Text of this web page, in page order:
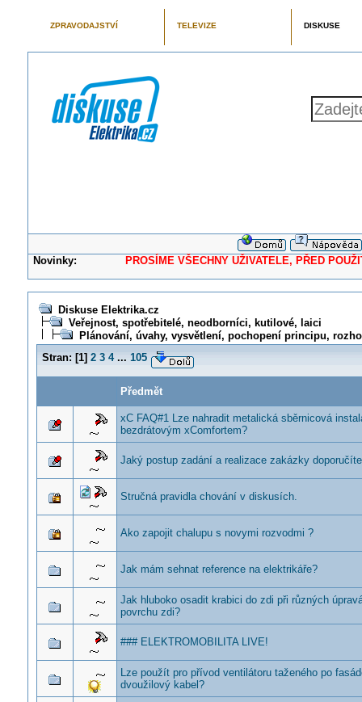
ZPRAVODAJSTVÍ TELEVIZE DISKUSE
Novinky: PROSÍME VŠECHNY UŽIVATELE, PŘED
Diskuse Elektrika.cz
Veřejnost, spotřebitelé, neodborníci, kutilové, laici
Plánování, úvahy, vysvětlení, pochopení principu,
Stran: [1] 2 3 4 ... 105
Předmět
xC FAQ#1 Lze nahradit metalická sběrnicová
bezdrátovým xComfortem?
Jaký postup zadání a realizace zakázky
Stručná pravidla chování v diskusích.
Ako zapojit chalupu s novymi rozvodmi ?
Jak mám sehnat reference na elektrikáře?
Jak hluboko osadit krabici do zdi při různých
povrchu zdi?
### ELEKTROMOBILITA LIVE!
Lze použít pro přívod ventilátoru taženého po
dvoužilový kabel?